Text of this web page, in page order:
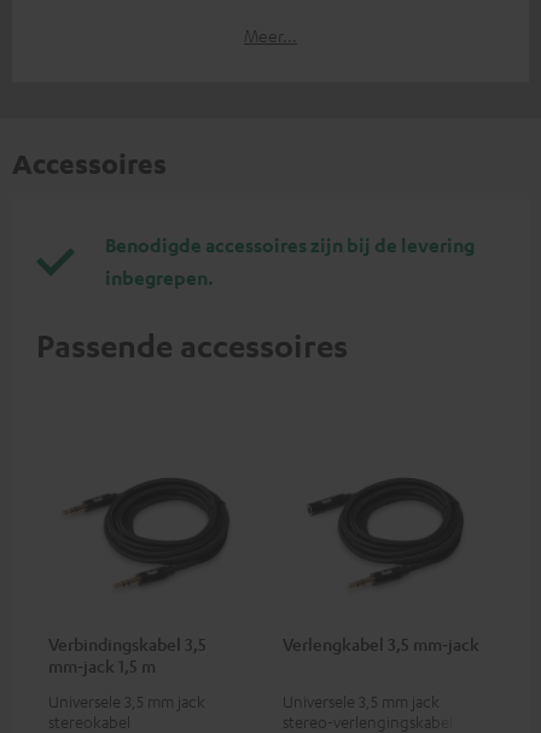
Meer...
Accessoires
Benodigde accessoires zijn bij de levering
inbegrepen.
Passende accessoires
Verbindingskabel 3,5
mm‑jack 1,5 m
Universele 3,5 mm jack
stereokabel
Verlengkabel 3,5 mm‑jack
Universele 3,5 mm jack
stereo-verlengingskabel